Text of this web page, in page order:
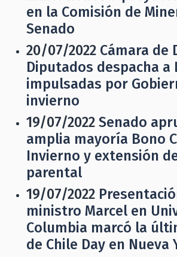
en la Comisión de
Senado
20/07/2022 Cámara de
Diputados despacha a
impulsadas por
invierno
19/07/2022 Senado
amplia mayoría Bono
Invierno y extensión
parental
19/07/2022
ministro Marcel en
Columbia marcó la
de Chile Day en Nueva